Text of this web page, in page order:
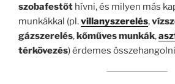
szobafestőt hívni, és milyen más
munkákkal (pl.villanyszerelés,
gázszerelés,kőműves munkák,
térkövezés) érdemes